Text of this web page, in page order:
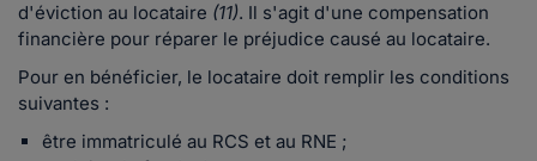
d'éviction au locataire (11). Il s'agit d'une compensation
financière pour réparer le préjudice causé au locataire.
Pour en bénéficier, le locataire doit remplir les conditions
suivantes :
être immatriculé au RCS et au RNE ;